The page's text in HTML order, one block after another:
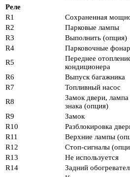
Реле
R1
Сохраненная
R2
Парковые лампы
R3
Выполнить (опция)
R4
Парковочные
R5
Переднее
кондиционера
R6
Выпуск багажника
R7
Топливный насос
R8
Замок двери,
знака (опция)
R9
Замок
R10
Разблокировка
R11
Верхние лампы
R12
Стоп-сигналы
R13
Не используется
R14
Задний